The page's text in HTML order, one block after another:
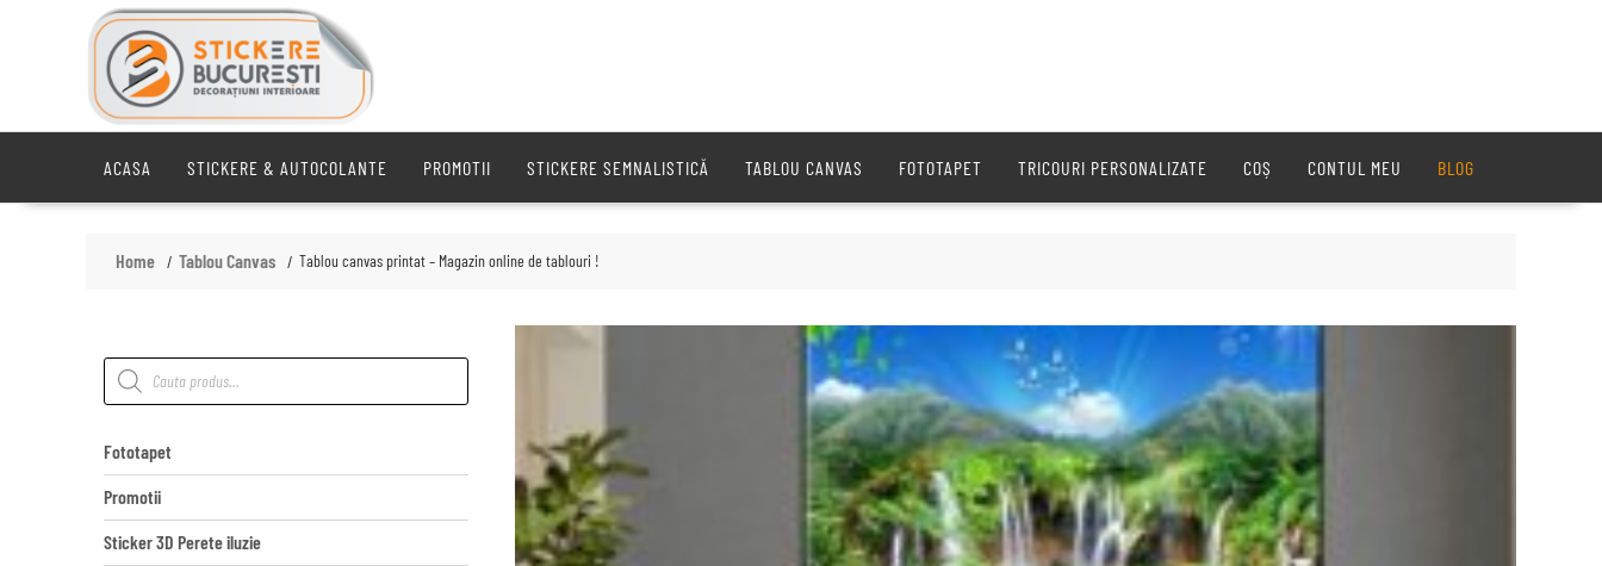
ACASA STICKERE & AUTOCOLANTE PROMOTII STICKERE SEMNALISTICĂ TABLOU CANVAS FOTOTAPET TRICOURI PERSONALIZATE COȘ CONTUL MEU BLOG
Home Tablou Canvas Tablou canvas printat – Magazin online de tablouri !
Products
search
Fototapet
Promotii
Sticker 3D Perete iluzie